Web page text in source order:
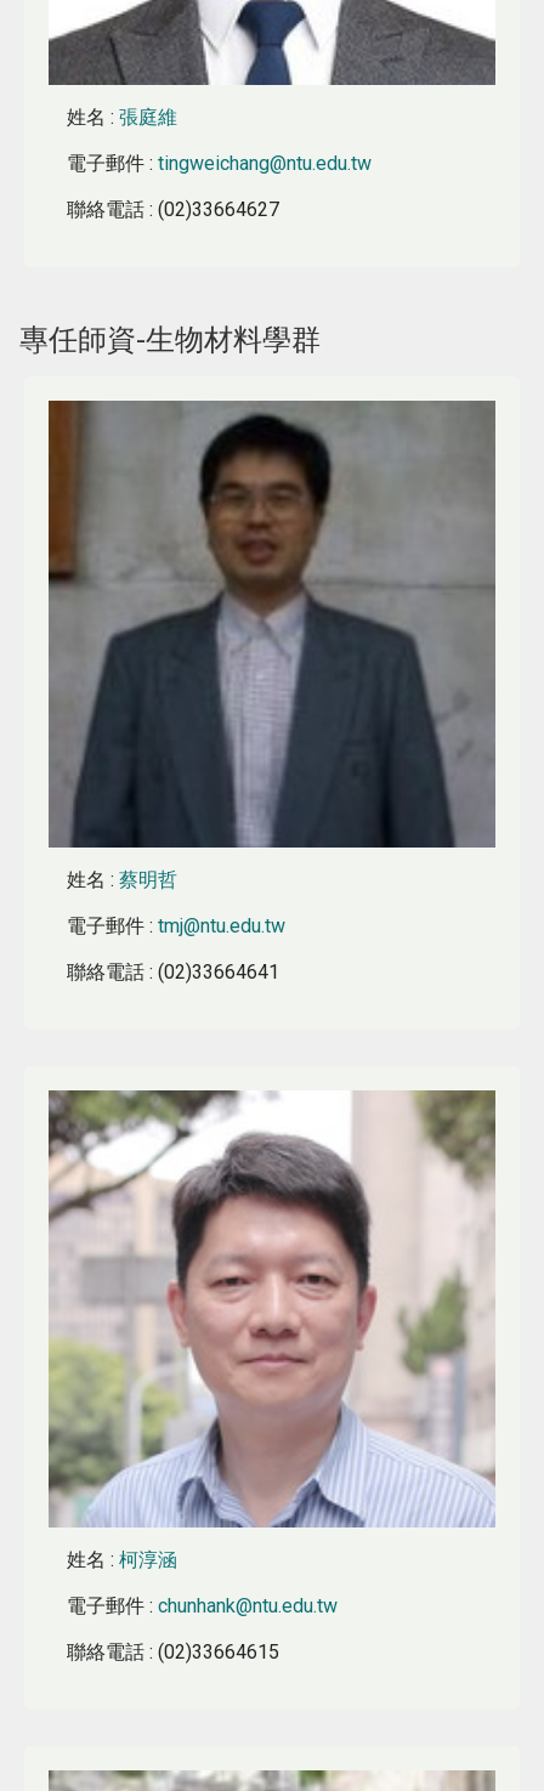
姓名 :張庭維
電子郵件 :tingweichang@ntu.edu.tw
聯絡電話 : (02)33664627
專任師資-生物材料學群
姓名 :蔡明哲
電子郵件 :tmj@ntu.edu.tw
聯絡電話 : (02)33664641
姓名 :柯淳涵
電子郵件 :chunhank@ntu.edu.tw
聯絡電話 : (02)33664615